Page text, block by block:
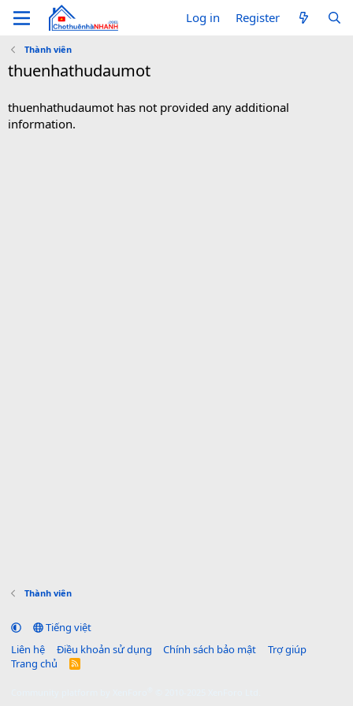
Log in Register
Thành viên
thuenhathudaumot
thuenhathudaumot has not provided any additional
information.
Thành viên
Tiếng việt
Liên hệ
Điều khoản sử dụng Chính sách bảo mật
Trợ giúp
Trang chủ
R